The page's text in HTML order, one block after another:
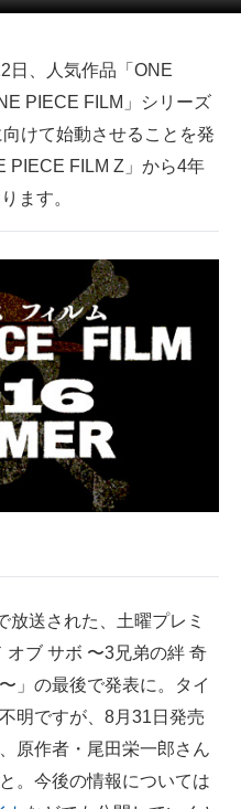
日、人気作品「ONE
PIECE FILM」シリーズ
けて始動させることを発
PIECE FILM Z」から4年
ます。
送された、土曜プレミ
オブ サボ 〜3兄弟の絆 奇
」の最後で発表に。タイ
明ですが、8月31日発売
原作者・尾田栄一郎さん
。今後の情報については